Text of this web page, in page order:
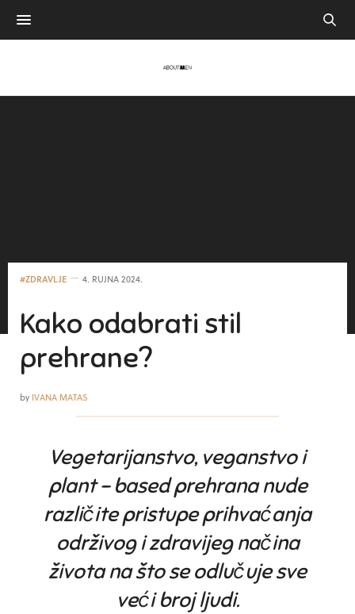
#ZDRAVLJE 4. RUJNA 2024.
Kako odabrati stil
prehrane?
by IVANA MATAS
Vegetarijanstvo, veganstvo i
plant – based prehrana nude
različite pristupe prihvaćanja
održivog i zdravijeg načina
života na što se odlučuje sve
veći broj ljudi.